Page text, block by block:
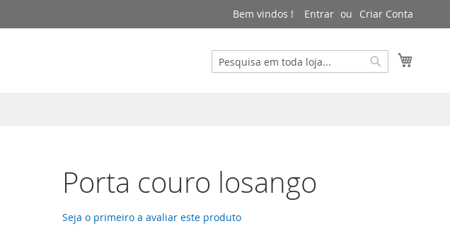
Bem vindos ! Entrar Criar Conta
Pesquisa
Porta couro losango
Seja o primeiro a avaliar este produto